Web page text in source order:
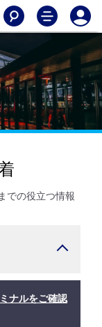
での役立つ情報
ナルをご確認